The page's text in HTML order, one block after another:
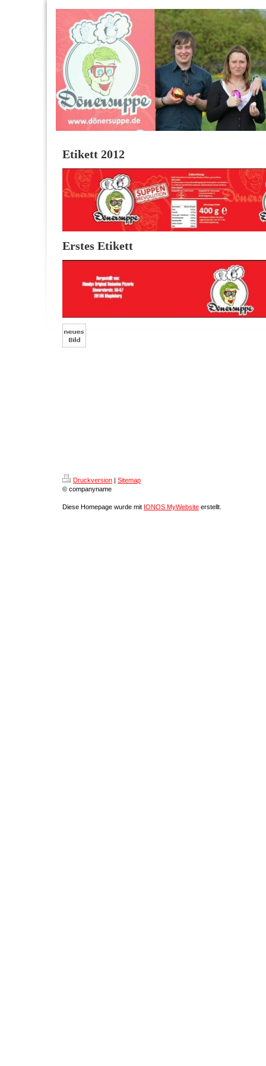
Etikett 2012
Erstes Etikett
Druckversion | Sitemap
© companyname
Diese Homepage wurde mit IONOS MyWebsite erstellt.